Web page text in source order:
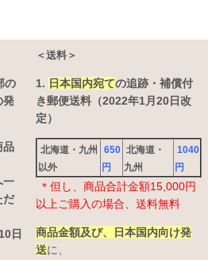
の
発
品
一
だ
日
＜送料＞
1. 日本国内宛ての追跡・補償付
き郵便送料（2022年1月20日改
定）
北海道・九州
以外
650
円
北海道・
九州
1040
円
＊但し、商品合計金額15,000円
以上ご購入の場合、送料無料
商品金額及び、日本国内向け発
送に、